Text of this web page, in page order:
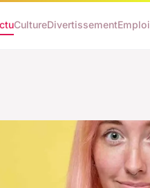
CultureDivertissementEmploi